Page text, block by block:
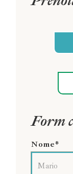
Form
Nome*